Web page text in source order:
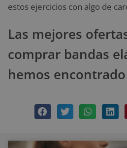
estos ejercicios con algo de
Las mejores
comprar bandas
hemos encontrado